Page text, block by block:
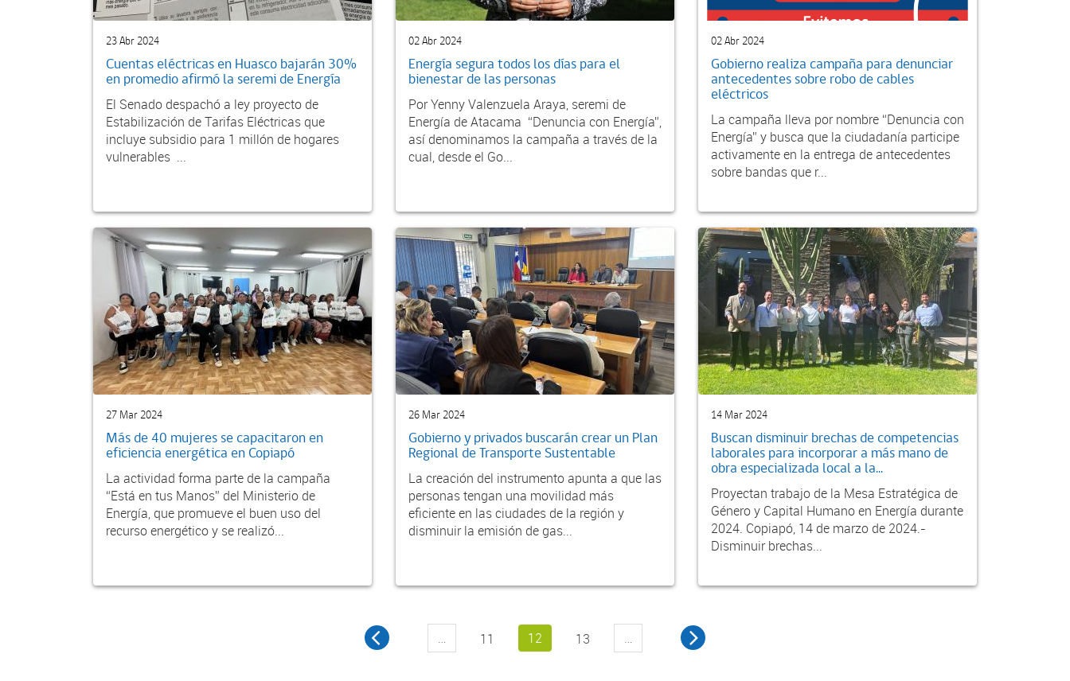
23 Abr 2024
Cuentas eléctricas en Huasco bajarán 30%
en promedio afirmó la seremi de Energía
El Senado despachó a ley proyecto de
Estabilización de Tarifas Eléctricas que
incluye subsidio para 1 millón de hogares
vulnerables ...
02 Abr 2024
Energía segura todos los días para el
bienestar de las personas
Por Yenny Valenzuela Araya, seremi de
Energía de Atacama “Denuncia con Energía”,
así denominamos la campaña a través de la
cual, desde el Go...
02 Abr 2024
Gobierno realiza campaña para denunciar
antecedentes sobre robo de cables
eléctricos
La campaña lleva por nombre “Denuncia con
Energía” y busca que la ciudadanía participe
activamente en la entrega de antecedentes
sobre bandas que r...
27 Mar 2024
Más de 40 mujeres se capacitaron en
eficiencia energética en Copiapó
La actividad forma parte de la campaña
“Está en tus Manos” del Ministerio de
Energía, que promueve el buen uso del
recurso energético y se realizó...
26 Mar 2024
Gobierno y privados buscarán crear un Plan
Regional de Transporte Sustentable
La creación del instrumento apunta a que las
personas tengan una movilidad más
eficiente en las ciudades de la región y
disminuir la emisión de gas...
14 Mar 2024
Buscan disminuir brechas de competencias
laborales para incorporar a más mano de
obra especializada local a la...
Proyectan trabajo de la Mesa Estratégica de
Género y Capital Humano en Energía durante
2024. Copiapó, 14 de marzo de 2024.-
Disminuir brechas...
… 11 12 13 …